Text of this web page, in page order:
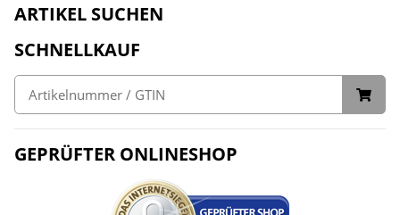
ARTIKEL SUCHEN
SCHNELLKAUF
GEPRÜFTER ONLINESHOP